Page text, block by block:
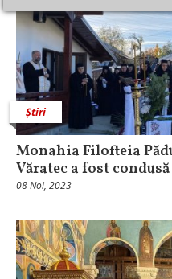
Știri
Monahia Filofteia
Văratec a fost
08 Noi, 2023